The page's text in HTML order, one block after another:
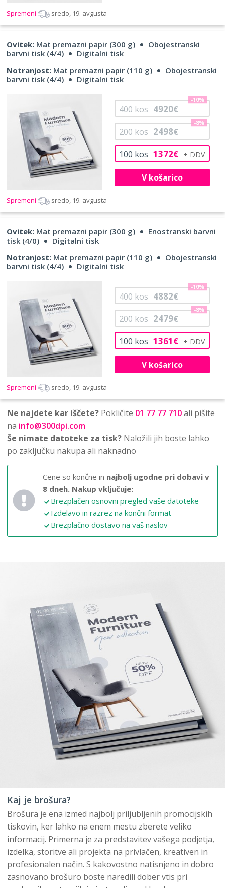
Spremeni sredo, 19. avgusta
Ovitek: Mat premazni papir (300 g)
Obojestranski
barvni tisk (4/4)
Digitalni tisk
Notranjost: Mat premazni papir (110 g)
Obojestranski
barvni tisk (4/4)
Digitalni tisk
100 kos 1372€
200 kos 2498€
-8%
400 kos 4920€
-10%
V košarico
Spremeni sredo, 19. avgusta
Ovitek: Mat premazni papir (300 g)
Enostranski barvni
tisk (4/0)
Digitalni tisk
Notranjost: Mat premazni papir (110 g)
Obojestranski
barvni tisk (4/4)
Digitalni tisk
100 kos 1361€
200 kos 2479€
-8%
400 kos 4882€
-10%
V košarico
Spremeni sredo, 19. avgusta
Ne najdete kar iščete? Pokličite 01 77 77 710ali pišite
na info@300dpi.com
Še nimate datoteke za tisk? Naložili jih boste lahko
po zaključku nakupa ali naknadno
Cene so končne in najbolj ugodne pri dobavi v
8 dneh. Nakup vključuje:
Brezplačen osnovni pregled vaše datoteke
Izdelavo in razrez na končni format
Brezplačno dostavo na vaš naslov
Kaj je brošura?
Brošura je ena izmed najbolj priljubljenih promocijskih
tiskovin, ker lahko na enem mestu zberete veliko
informacij. Primerna je za predstavitev vašega podjetja,
izdelka, storitve ali projekta na privlačen, kreativen in
profesionalen način. S kakovostno natisnjeno in dobro
zasnovano brošuro boste naredili dober vtis pri